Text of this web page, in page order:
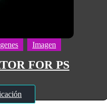
Imagen
FOR PS